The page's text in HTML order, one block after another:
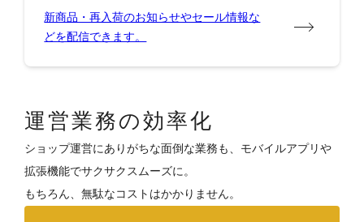
新商品・再入荷のお知らせやセール情報な
どを配信できます。
運営業務の効率化
ショップ運営にありがちな面倒な業務も、モバイルアプリや
拡張機能でサクサクスムーズに。
もちろん、無駄なコストはかかりません。